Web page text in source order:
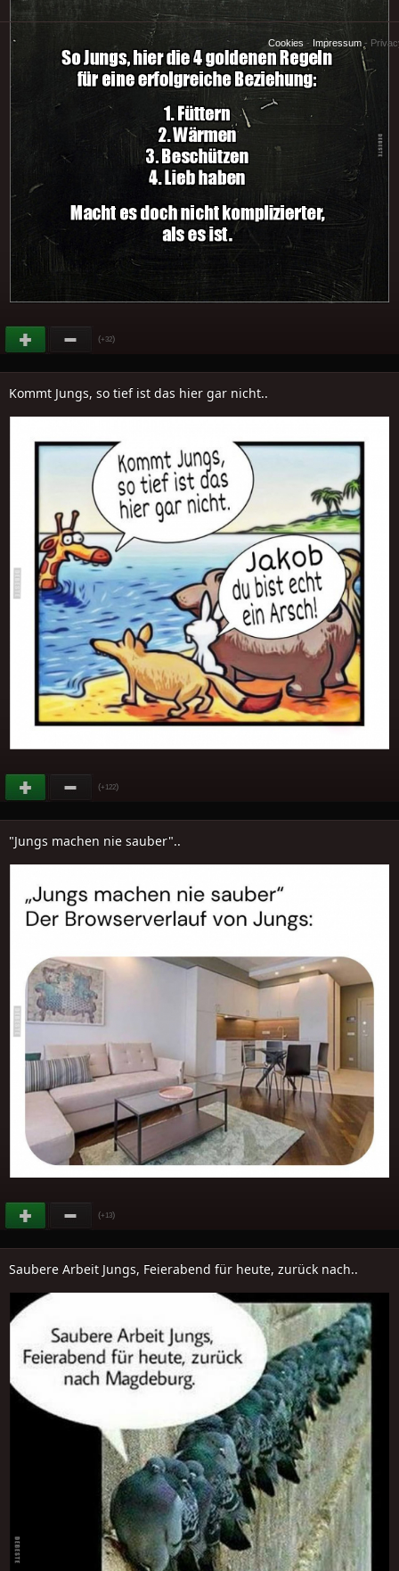
(+32)
Kommt Jungs, so tief ist das hier gar nicht..
(+122)
"Jungs machen nie sauber"..
(+13)
Saubere Arbeit Jungs, Feierabend für heute, zurück nach..
Cookies - Impressum -